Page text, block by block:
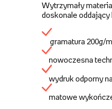
Wytrzymały
doskonale oddający
gramatura 200g/
nowoczesna
wydruk odporny
matowe